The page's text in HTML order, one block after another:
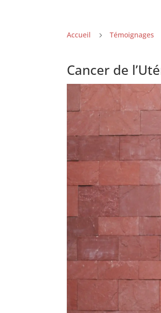
Accueil 5 Témoignages
Cancer de